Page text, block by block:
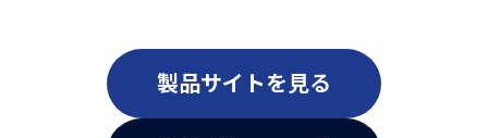
製品サイトを見る